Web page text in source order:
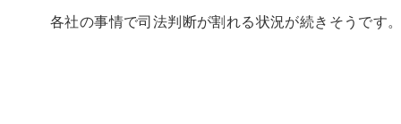
各社の事情で司法判断が割れる状況が続きそうです。